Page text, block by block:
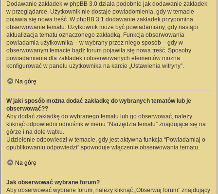
Dodawanie zakładek w phpBB 3.0 działa podobnie jak dodawanie zakładek
w przeglądarce. Użytkownik nie dostaje powiadomienia, gdy w temacie
pojawia się nowa treść. W phpBB 3.1 dodawanie zakładek przypomina
obserwowanie tematu. Użytkownik może być powiadamiany, gdy nastąpi
aktualizacja tematu oznaczonego zakładką. Funkcja obserwowania
powiadamia użytkownika – w wybrany przez niego sposób – gdy w
obserwowanym temacie bądź forum pojawiła się nowa treść. Sposoby
powiadamiania dla zakładek i obserwowanych elementów można
konfigurować w panelu użytkownika na karcie „Ustawienia witryny”.
Na górę
W jaki sposób można dodać zakładkę do wybranych tematów lub je
obserwować??
Aby dodać zakładkę do wybranego tematu lub go obserwować, należy
kliknąć odpowiedni odnośnik w menu “Narzędzia tematu” znajdujące się na
górze i na dole wątku.
Udzielenie odpowiedzi w temacie, gdy jest aktywna funkcja “Powiadamiaj o
opublikowaniu odpowiedzi” spowoduje włączenie obserwowania tematu.
Na górę
Jak obserwować wybrane forum?
Aby obserwować wybrane forum, należy kliknąć „Obserwuj forum” znajdujący